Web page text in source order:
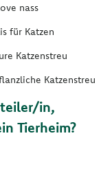
nass
für Katzen
Katzenstreu
Katzenstreu
in,
Tierheim?